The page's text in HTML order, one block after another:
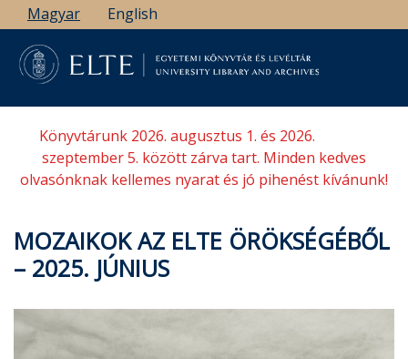
Ugrás
a
tartalomra
Magyar English
Könyvtárunk 2026. augusztus 1. és 2026.
szeptember 5. között zárva tart. Minden kedves
olvasónknak kellemes nyarat és jó pihenést kívánunk!
MOZAIKOK AZ ELTE ÖRÖKSÉGÉBŐL
– 2025. JÚNIUS